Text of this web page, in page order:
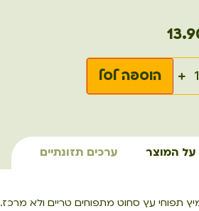
הוספה לסל
על המוצר ערכים תזונתיים
תפוחי עץ סחוט מתפוחים טריים ולא מרכז.